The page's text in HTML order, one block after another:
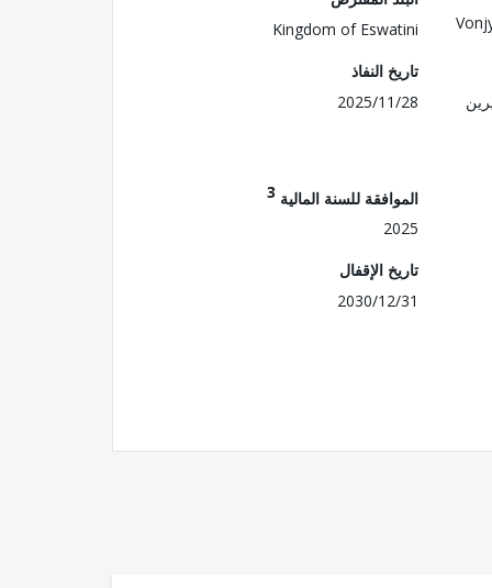
Kingdom of Eswatini
تاريخ النفاذ
2025/11/28
الموافقة للسنة المالية 3
2025
تاريخ الإقفال
2030/12/31